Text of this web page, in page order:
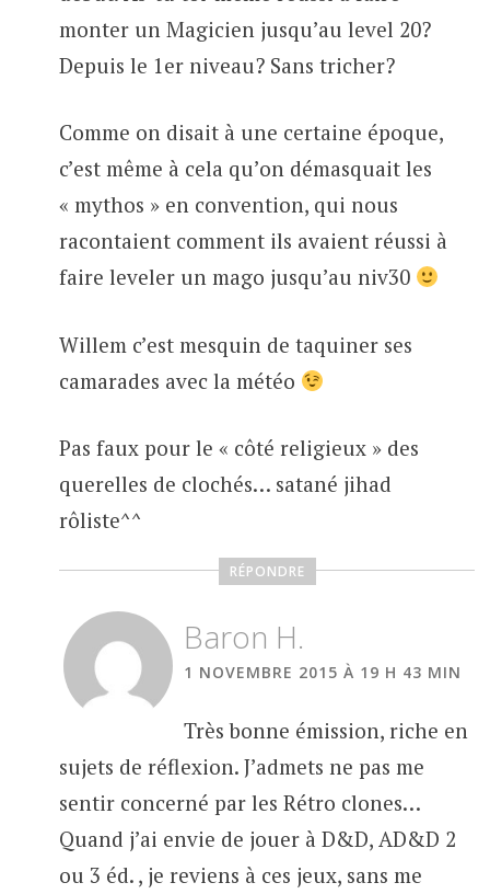
monter un Magicien jusqu’au level 20?
Depuis le 1er niveau? Sans tricher?
Comme on disait à une certaine époque,
c’est même à cela qu’on démasquait les
« mythos » en convention, qui nous
racontaient comment ils avaient réussi à
faire leveler un mago jusqu’au niv30
Willem c’est mesquin de taquiner ses
camarades avec la météo
Pas faux pour le « côté religieux » des
querelles de clochés… satané jihad
rôliste^^
RÉPONDRE
Baron H.
1 NOVEMBRE 2015 À 19 H 43 MIN
Très bonne émission, riche en
sujets de réflexion. J’admets ne pas me
sentir concerné par les Rétro clones…
Quand j’ai envie de jouer à D&D, AD&D 2
ou 3 éd. , je reviens à ces jeux, sans me